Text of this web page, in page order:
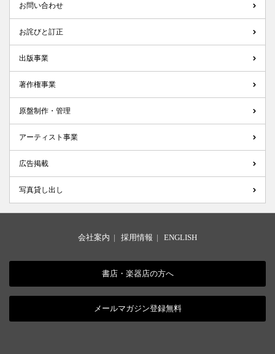
お問い合わせ
お詫びと訂正
出版事業
著作権事業
原盤制作・管理
アーティスト事業
広告掲載
写真貸し出し
会社案内 | 採用情報 | ENGLISH
書店・楽器店の方へ
メールマガジン登録無料